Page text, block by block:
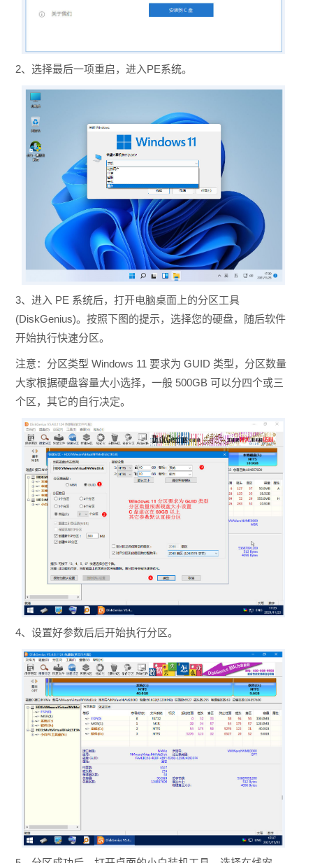
2、选择最后一项重启，进入PE系统。
3、进入 PE 系统后，打开电脑桌面上的分区工具
(DiskGenius)。按照下图的提示，选择您的硬盘，随后软件
开始执行快速分区。
注意：分区类型 Windows 11 要求为 GUID 类型，分区数量
大家根据硬盘容量大小选择，一般 500GB 可以分四个或三
个区，其它的自行决定。
4、设置好参数后后开始执行分区。